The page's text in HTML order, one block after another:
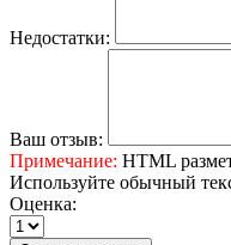
Недостатки:
Ваш отзыв:
Примечание: HTML
Используйте обычный
Оценка: